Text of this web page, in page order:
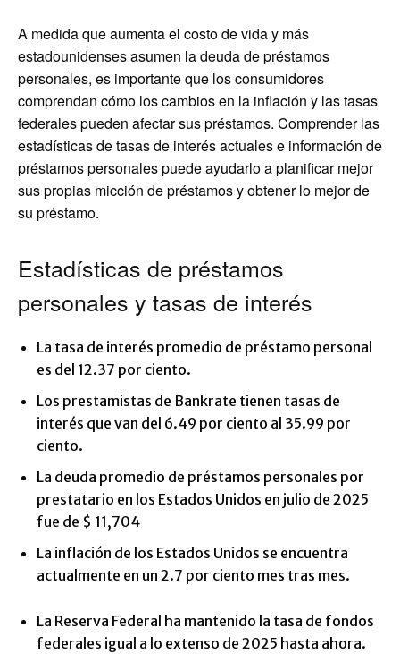
A medida que aumenta el costo de vida y más
estadounidenses asumen la deuda de préstamos
personales, es importante que los consumidores
comprendan cómo los cambios en la inflación y las tasas
federales pueden afectar sus préstamos. Comprender las
estadísticas de tasas de interés actuales e información de
préstamos personales puede ayudarlo a planificar mejor
sus propias micción de préstamos y obtener lo mejor de
su préstamo.
Estadísticas de préstamos
personales y tasas de interés
La tasa de interés promedio de préstamo personal
es del 12.37 por ciento.
Los prestamistas de Bankrate tienen tasas de
interés que van del 6.49 por ciento al 35.99 por
ciento.
La deuda promedio de préstamos personales por
prestatario en los Estados Unidos en julio de 2025
fue de $ 11,704
La inflación de los Estados Unidos se encuentra
actualmente en un 2.7 por ciento mes tras mes.
La Reserva Federal ha mantenido la tasa de fondos
federales igual a lo extenso de 2025 hasta ahora.